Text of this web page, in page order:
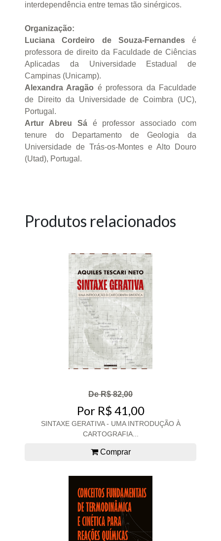
interdependência entre temas tão sinérgicos.
Organização:
Luciana Cordeiro de Souza-Fernandes é
professora de direito da Faculdade de Ciências
Aplicadas da Universidade Estadual de
Campinas (Unicamp).
Alexandra Aragão é professora da Faculdade
de Direito da Universidade de Coimbra (UC),
Portugal.
Artur Abreu Sá é professor associado com
tenure do Departamento de Geologia da
Universidade de Trás-os-Montes e Alto Douro
(Utad), Portugal.
Produtos relacionados
De R$ 82,00
Por R$ 41,00
SINTAXE GERATIVA - UMA INTRODUÇÃO À
CARTOGRAFIA...
Comprar